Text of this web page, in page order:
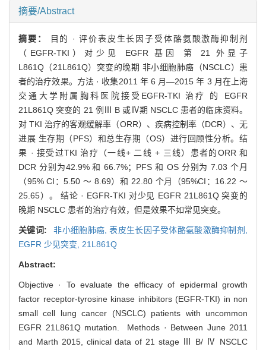
摘要/Abstract
摘要：
目的 · 评价表皮生长因子受体酪氨酸激酶抑制剂
（EGFR-TKI）对少见 EGFR 基因 第 21 外显子
L861Q（21L861Q）突变的晚期 非小细胞肺癌（NSCLC）患
者的治疗效果。方法 · 收集2011 年 6 月—2015 年 3 月在上海
交通大学附属胸科医院接受EGFR-TKI 治疗 的 EGFR
21L861Q 突变的 21 例Ⅲ B 或Ⅳ期 NSCLC 患者的临床资料。
对 TKI 治疗的客观缓解率（ORR）、疾病控制率（DCR）、无
进展 生存期（PFS）和总生存期（OS）进行回顾性分析。结
果 · 接受过TKI 治疗（一线+ 二线 + 三线）患者的ORR 和
DCR 分别为42.9% 和 66.7%；PFS 和 OS 分别为 7.03 个月
（95% CI：5.50 ～ 8.69）和 22.80 个月（95%CI：16.22 ～
25.65）。 结论 · EGFR-TKI 对少见 EGFR 21L861Q 突变的
晚期 NSCLC 患者的治疗有效，但是效果不如常见突变。
关键词: 非小细胞肺癌,表皮生长因子受体酪氨酸激酶抑制剂,
EGFR 少见突变, 21L861Q
Abstract:
Objective · To evaluate the efficacy of epidermal growth
factor receptor-tyrosine kinase inhibitors (EGFR-TKI) in non
small cell lung cancer (NSCLC) patients with uncommon
EGFR 21L861Q mutation. Methods · Between June 2011
and Marth 2015, clinical data of 21 stage Ⅲ B/ Ⅳ NSCLC